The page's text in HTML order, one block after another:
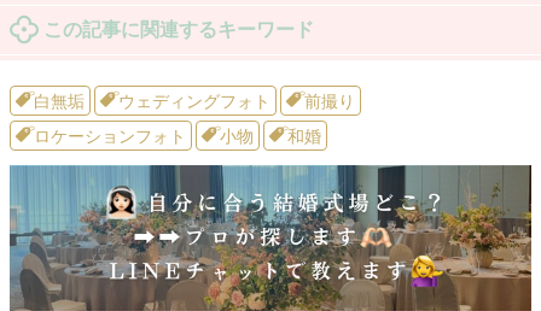
この記事に関連するキーワード
白無垢 ウェディングフォト
前撮り
ロケーションフォト
小物 和婚